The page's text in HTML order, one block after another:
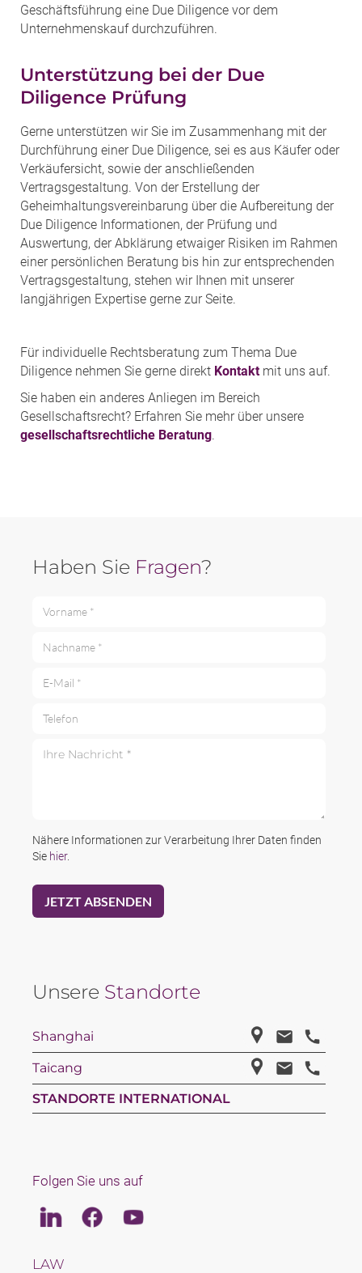
Geschäftsführung eine Due Diligence vor dem
Unternehmenskauf durchzuführen.
Unterstützung bei der Due
Diligence Prüfung
Gerne unterstützen wir Sie im Zusammenhang mit der
Durchführung einer Due Diligence, sei es aus Käufer oder
Verkäufersicht, sowie der anschließenden
Vertragsgestaltung. Von der Erstellung der
Geheimhaltungsvereinbarung über die Aufbereitung der
Due Diligence Informationen, der Prüfung und
Auswertung, der Abklärung etwaiger Risiken im Rahmen
einer persönlichen Beratung bis hin zur entsprechenden
Vertragsgestaltung, stehen wir Ihnen mit unserer
langjährigen Expertise gerne zur Seite.
Für individuelle Rechtsberatung zum Thema Due
Diligence nehmen Sie gerne direkt Kontaktmit uns auf.
Sie haben ein anderes Anliegen im Bereich
Gesellschaftsrecht? Erfahren Sie mehr über unsere
gesellschaftsrechtliche Beratung.
Haben Sie Fragen?
Nähere Informationen zur Verarbeitung Ihrer Daten finden
Sie hier.
Unsere Standorte
Shanghai
Taicang
STANDORTE INTERNATIONAL
Folgen Sie uns auf
LinkedinFacebookYoutube
LAW